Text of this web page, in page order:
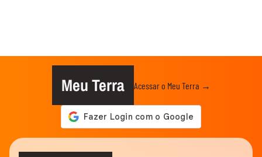
Meu Terra Acessar o Meu Terra →